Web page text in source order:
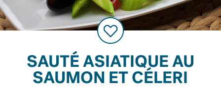
SAUTÉ ASIATIQUE AU
SAUMON ET CÉLERI